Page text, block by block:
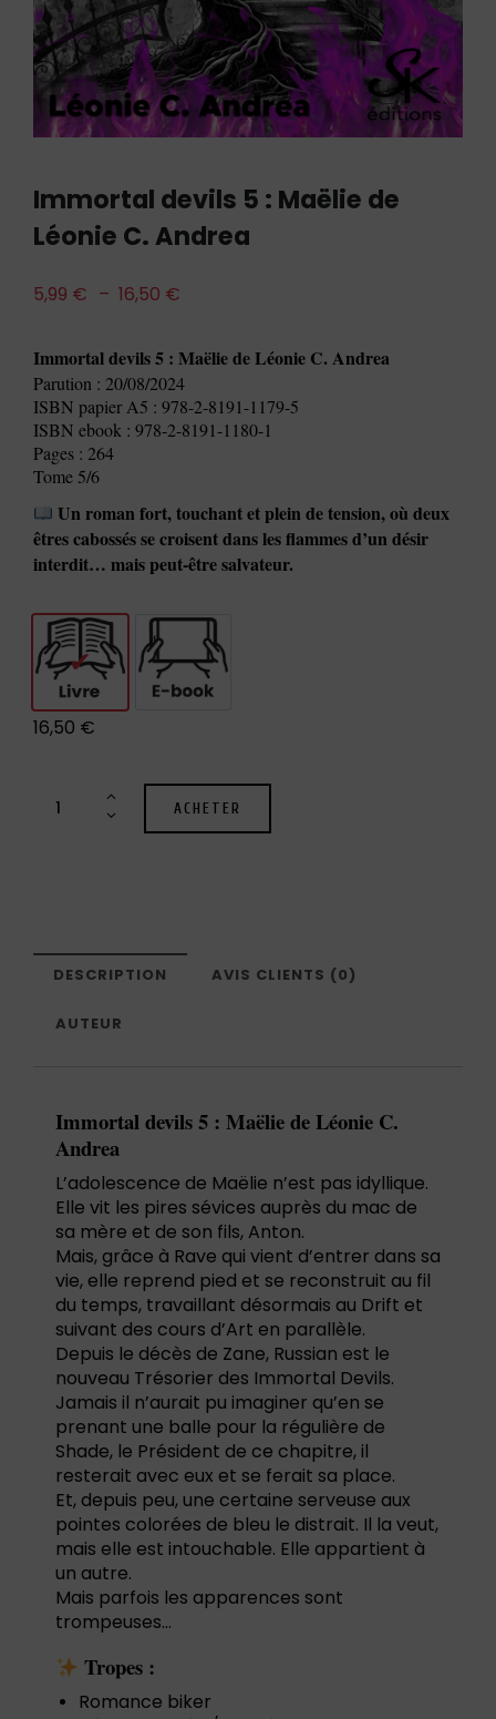
Immortal devils 5 : Maëlie de
Léonie C. Andrea
5,99 € – 16,50 €
Immortal devils 5 : Maëlie de Léonie C. Andrea
Parution : 20/08/2024
ISBN papier A5 : 978-2-8191-1179-5
ISBN ebook : 978-2-8191-1180-1
Pages : 264
Tome 5/6
Un roman fort, touchant et plein de tension, où deux
êtres cabossés se croisent dans les flammes d’un désir
interdit… mais peut-être salvateur.
Livre E-book
16,50 €
ACHETER
DESCRIPTION AVIS CLIENTS (0)
AUTEUR
Immortal devils 5 : Maëlie de Léonie C.
Andrea
L’adolescence de Maëlie n’est pas idyllique.
Elle vit les pires sévices auprès du mac de
sa mère et de son fils, Anton.
Mais, grâce à Rave qui vient d’entrer dans sa
vie, elle reprend pied et se reconstruit au fil
du temps, travaillant désormais au Drift et
suivant des cours d’Art en parallèle.
Depuis le décès de Zane, Russian est le
nouveau Trésorier des Immortal Devils.
Jamais il n’aurait pu imaginer qu’en se
prenant une balle pour la régulière de
Shade, le Président de ce chapitre, il
resterait avec eux et se ferait sa place.
Et, depuis peu, une certaine serveuse aux
pointes colorées de bleu le distrait. Il la veut,
mais elle est intouchable. Elle appartient à
un autre.
Mais parfois les apparences sont
trompeuses…
Tropes :
Romance biker